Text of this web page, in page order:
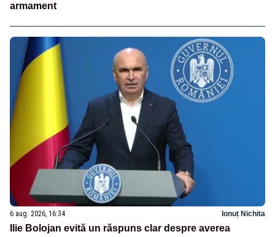
armament
6 aug. 2026, 16:34 Ionuț Nichita
Ilie Bolojan evită un răspuns clar despre averea